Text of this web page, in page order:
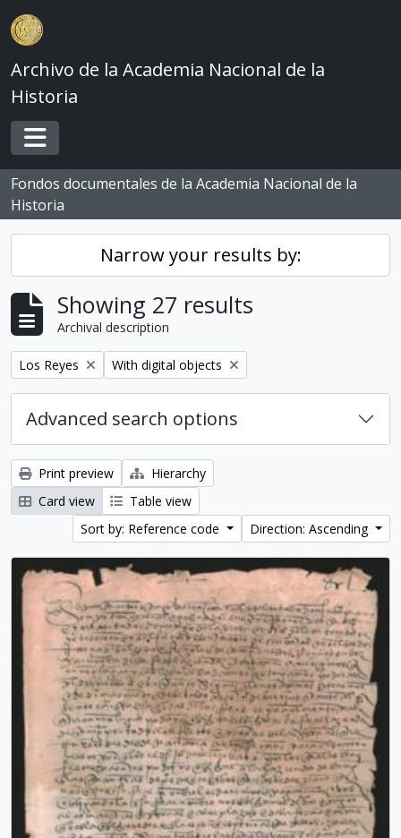
Skip to main content
Archivo de la Academia Nacional de la
Historia
Toggle navigation
Fondos documentales de la Academia Nacional de la
Historia
Narrow your results by:
Showing 27 results
Archival description
Remove filter:
Los Reyes Remove filter:
With digital objects
Advanced search options
Print preview
Hierarchy
Card view
Table view
Sort by: Reference code
Direction: Ascending